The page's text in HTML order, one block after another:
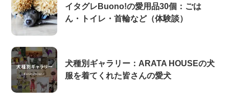
イタグレBuono!の愛用品30個：ごは
ん・トイレ・首輪など（体験談）
犬種別ギャラリー：ARATA HOUSEの犬
服を着てくれた皆さんの愛犬